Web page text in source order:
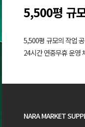
5,500평 규
5,500평 규모의 작업
24시간 연중무휴 운영
NARA MARKET